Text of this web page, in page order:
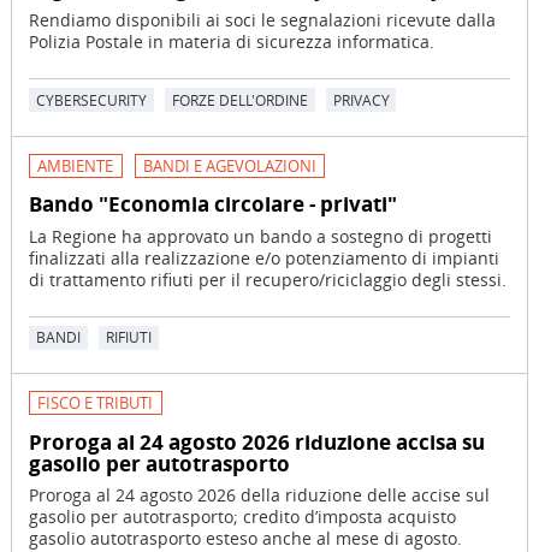
Rendiamo disponibili ai soci le segnalazioni ricevute dalla
Polizia Postale in materia di sicurezza informatica.
CYBERSECURITY FORZE DELL'ORDINE PRIVACY
AMBIENTE BANDI E AGEVOLAZIONI
Bando "Economia circolare - privati"
La Regione ha approvato un bando a sostegno di progetti
finalizzati alla realizzazione e/o potenziamento di impianti
di trattamento rifiuti per il recupero/riciclaggio degli stessi.
BANDI RIFIUTI
FISCO E TRIBUTI
Proroga al 24 agosto 2026 riduzione accisa su
gasolio per autotrasporto
Proroga al 24 agosto 2026 della riduzione delle accise sul
gasolio per autotrasporto; credito d’imposta acquisto
gasolio autotrasporto esteso anche al mese di agosto.